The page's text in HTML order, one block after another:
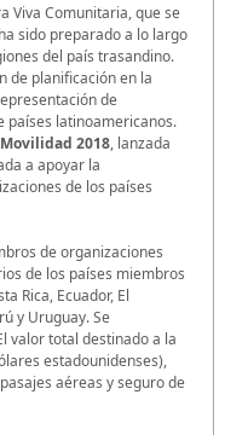
Viva Comunitaria, que se
sido preparado a lo largo
del país trasandino.
de planificación en la
de
países latinoamericanos.
2018, lanzada
a apoyar la
de los países
de organizaciones
de los países miembros
Rica, Ecuador, El
y Uruguay. Se
valor total destinado a la
estadounidenses),
aéreas y seguro de